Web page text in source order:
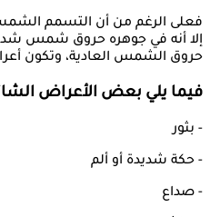
فعلى الرغم من أن التسمم
إلا أنه في جوهره حروق شمس
حروق الشمس العادية، وتكون
فيما يلي بعض الأعراض
- بثور
- حكة شديدة أو ألم
- صداع